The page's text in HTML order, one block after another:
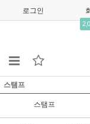
로그인
스탬프
스탬프